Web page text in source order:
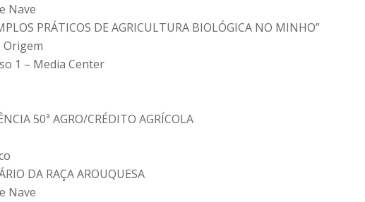
Nave
PRÁTICOS DE AGRICULTURA BIOLÓGICA NO MINHO”
1 – Media Center
50ª AGRO/CRÉDITO AGRÍCOLA
DA RAÇA AROUQUESA
Nave